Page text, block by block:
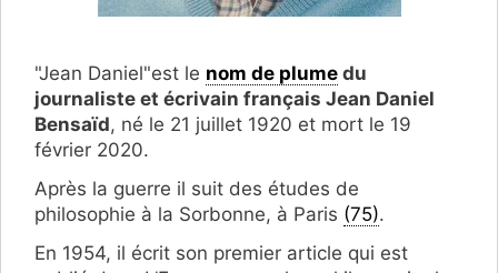
"Jean Daniel"est le nom de plume du
journaliste et écrivain français Jean Daniel
Bensaïd, né le 21 juillet 1920 et mort le 19
février 2020.
Après la guerre il suit des études de
philosophie à la Sorbonne, à Paris (75).
En 1954, il écrit son premier article qui est